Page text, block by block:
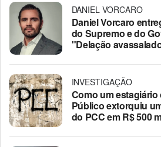
DANIEL VORCARO
Daniel Vorcaro
do Supremo e do
"Delação
INVESTIGAÇÃO
Como um
Público extorquiu
do PCC em R$ 500